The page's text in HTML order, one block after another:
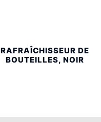
RAFRAÎCHISSEUR DE
BOUTEILLES, NOIR